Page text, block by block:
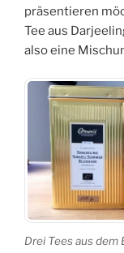
präsentieren
Tee aus
also eine
Drei Tees aus